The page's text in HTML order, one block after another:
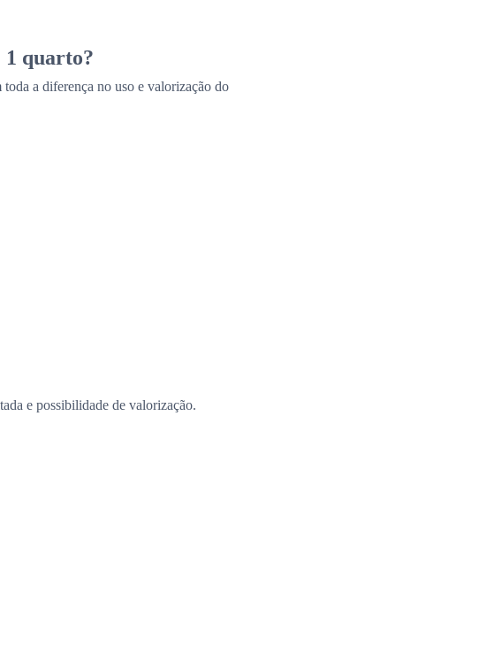
1 quarto?
a diferença no uso e valorização do
e possibilidade de valorização.